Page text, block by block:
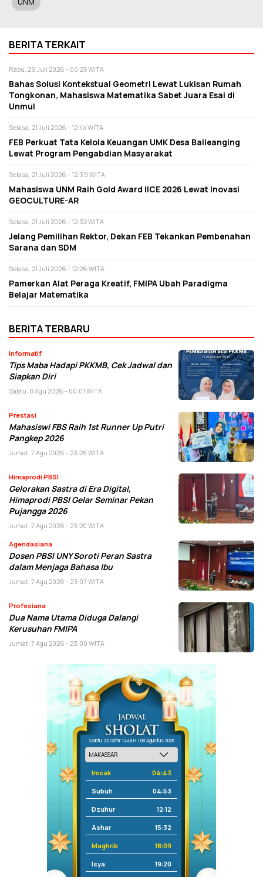
BERITA TERKAIT
Rabu, 29 Juli 2026 - 00:25 WITA
Bahas Solusi Kontekstual Geometri Lewat Lukisan Rumah
Tongkonan, Mahasiswa Matematika Sabet Juara Esai di
Unmul
Selasa, 21 Juli 2026 - 12:44 WITA
FEB Perkuat Tata Kelola Keuangan UMK Desa Balleanging
Lewat Program Pengabdian Masyarakat
Selasa, 21 Juli 2026 - 12:39 WITA
Mahasiswa UNM Raih Gold Award IICE 2026 Lewat Inovasi
GEOCULTURE-AR
Selasa, 21 Juli 2026 - 12:32 WITA
Jelang Pemilihan Rektor, Dekan FEB Tekankan Pembenahan
Sarana dan SDM
Selasa, 21 Juli 2026 - 12:26 WITA
Pamerkan Alat Peraga Kreatif, FMIPA Ubah Paradigma
Belajar Matematika
BERITA TERBARU
Informatif
Tips Maba Hadapi PKKMB, Cek Jadwal dan
Siapkan Diri
Sabtu, 8 Agu 2026 - 00:01 WITA
Prestasi
Mahasiswi FBS Raih 1st Runner Up Putri
Pangkep 2026
Jumat, 7 Agu 2026 - 23:28 WITA
Himaprodi PBSI
Gelorakan Sastra di Era Digital,
Himaprodi PBSI Gelar Seminar Pekan
Pujangga 2026
Jumat, 7 Agu 2026 - 23:20 WITA
Agendasiana
Dosen PBSI UNY Soroti Peran Sastra
dalam Menjaga Bahasa Ibu
Jumat, 7 Agu 2026 - 23:07 WITA
Profesiana
Dua Nama Utama Diduga Dalangi
Kerusuhan FMIPA
Jumat, 7 Agu 2026 - 23:00 WITA
Sabtu, 23 Safar 1448 H / 08 Agustus 2026
Imsak 04:43
Subuh 04:53
Dzuhur 12:12
Ashar 15:32
Maghrib 18:09
Isya 19:20